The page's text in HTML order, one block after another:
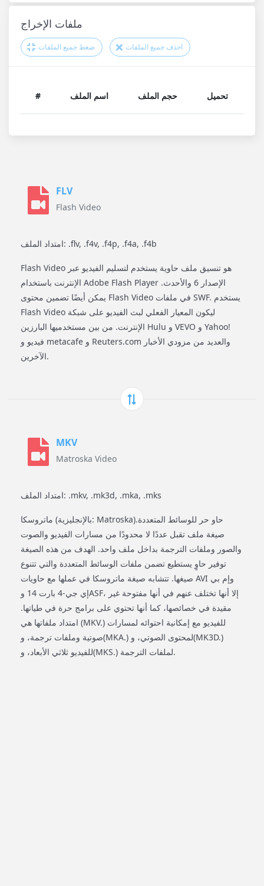
ملفات الإخراج
ضغط جميع الملفات احذف جميع الملفات
# اسم الملف حجم الملف تحميل
FLV
Flash Video
امتداد الملف: .flv, .f4v, .f4p, .f4a, .f4b
Flash Video هو تنسيق ملف حاوية يستخدم لتسليم الفيديو عبر
الإنترنت باستخدام Adobe Flash Player الإصدار 6 والأحدث.
يمكن أيضًا تضمين محتوى Flash Video في ملفات SWF. يستخدم
Flash Video ليكون المعيار الفعلي لبث الفيديو على شبكة
الإنترنت. من بين مستخدميها البارزين Hulu و VEVO و Yahoo!
فيديو و metacafe و Reuters.com والعديد من مزودي الأخبار
الآخرين.
MKV
Matroska Video
امتداد الملف: .mkv, .mk3d, .mka, .mks
ماتروسكا (بالإنجليزية: Matroska)‏ حاو حر للوسائط المتعددة.
صيغة ملف تقبل عددًا لا محدودًا من مسارات الفيديو والصوت
والصور وملفات الترجمة بداخل ملف واحد. الهدف من هذه الصيغة
توفير حاوٍ يستطيع تضمن ملفات الوسائط المتعددة والتي تتنوع
صيغها. تتشابه صيغة ماتروسكا في عملها مع حاويات AVI وإم بي
إي جي-4 بارت 14 وASF، إلا أنها تختلف عنهم في أنها مفتوحة غير
مقيدة في خصائصها، كما أنها تحتوي على برامج حرة في طياتها.
امتداد ملفاتها هي (MKV.) للفيديو مع إمكانية احتوائه لمسارات
صوتية وملفات ترجمة، و(MKA.) لمحتوى الصوتي، و(MK3D.)
للفيديو ثلاثي الأبعاد، و(MKS.) لملفات الترجمة.